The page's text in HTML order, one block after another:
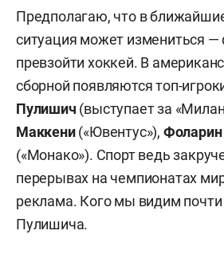
Предполагаю, что в
ситуация может измениться
превзойти хоккей. В
сборной появляются топ-
Пулишич (выступает за
Маккени(«Ювентус»), Фоларин
(«Монако»). Спорт ведь
перерывах на чемпионатах
реклама. Кого мы видим почти
Пулишича.